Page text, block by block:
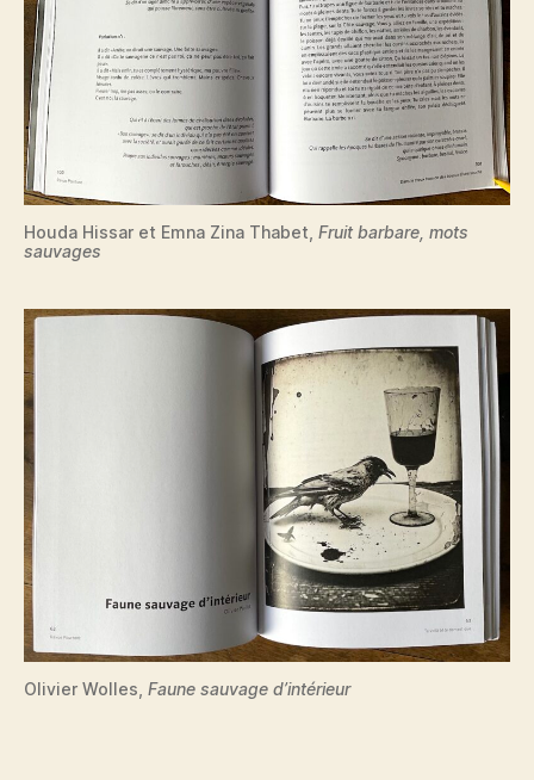
Houda Hissar et Emna Zina Thabet, Fruit barbare, mots
sauvages
Olivier Wolles, Faune sauvage d’intérieur